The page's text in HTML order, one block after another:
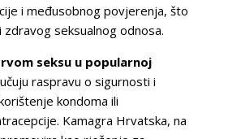
i međusobnog povjerenja, što
zdravog seksualnog odnosa.
seksu u popularnoj
raspravu o sigurnosti i
kondoma ili
Kamagra Hrvatska, na